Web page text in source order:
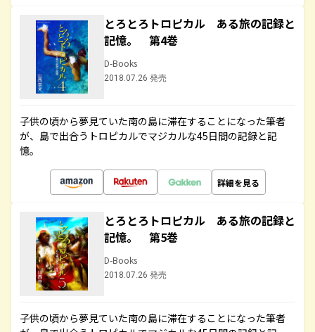
とろとろトロピカル ある旅の記録と
記憶。 第4巻
D-Books
2018.07.26 発売
子供の頃から夢見ていた南の島に滞在することになった筆者
が、島で出合うトロピカルでマジカルな45日間の記録と記
憶。
詳細を見る
とろとろトロピカル ある旅の記録と
記憶。 第5巻
D-Books
2018.07.26 発売
子供の頃から夢見ていた南の島に滞在することになった筆者